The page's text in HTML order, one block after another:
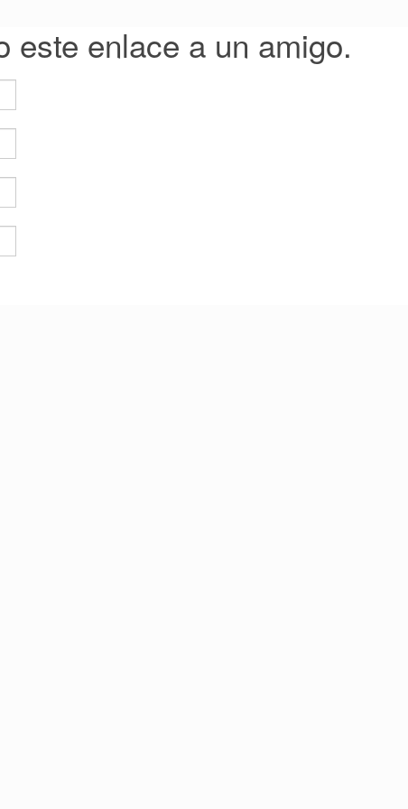
este enlace a un amigo.